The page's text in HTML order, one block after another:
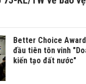
Better Choice
đầu tiên tôn vinh
kiến tạo đất nước"